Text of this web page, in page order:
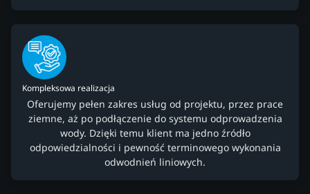
Kompleksowa realizacja
Oferujemy pełen zakres usług od projektu, przez prace
ziemne, aż po podłączenie do systemu odprowadzenia
wody. Dzięki temu klient ma jedno źródło
odpowiedzialności i pewność terminowego wykonania
odwodnień liniowych.